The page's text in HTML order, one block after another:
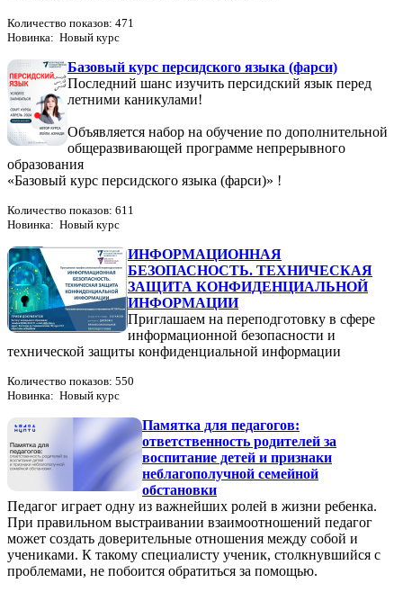
Количество показов: 471
Новинка: Новый курс
Базовый курс персидского языка (фарси)
Последний шанс изучить персидский язык перед
летними каникулами!
Объявляется набор на обучение по дополнительной
общеразвивающей программе непрерывного
образования
«Базовый курс персидского языка (фарси)» !
Количество показов: 611
Новинка: Новый курс
ИНФОРМАЦИОННАЯ
БЕЗОПАСНОСТЬ. ТЕХНИЧЕСКАЯ
ЗАЩИТА КОНФИДЕНЦИАЛЬНОЙ
ИНФОРМАЦИИ
Приглашаем на переподготовку в сфере
информационной безопасности и
технической защиты конфиденциальной информации
Количество показов: 550
Новинка: Новый курс
Памятка для педагогов:
ответственность родителей за
воспитание детей и признаки
неблагополучной семейной
обстановки
Педагог играет одну из важнейших ролей в жизни ребенка.
При правильном выстраивании взаимоотношений педагог
может создать доверительные отношения между собой и
учениками. К такому специалисту ученик, столкнувшийся с
проблемами, не побоится обратиться за помощью.